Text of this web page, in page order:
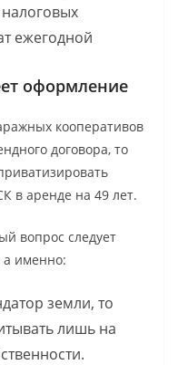
ежегодной
оформление
кооперативов
договора, то
в аренде на 49 лет.
вопрос следует
именно:
земли, то
лишь на